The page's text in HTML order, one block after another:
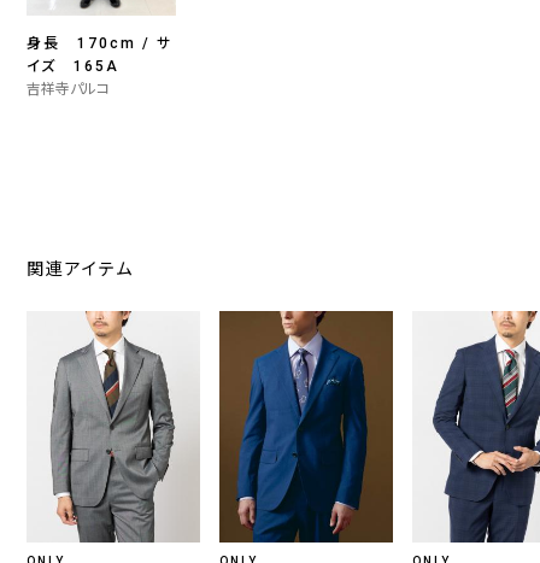
身長 170cm / サ
イズ 165A
吉祥寺パルコ
関連アイテム